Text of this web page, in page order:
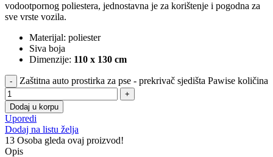
vodootpornog poliestera, jednostavna je za korištenje i pogodna za
sve vrste vozila.
Materijal: poliester
Siva boja
Dimenzije: 110 x 130 cm
Zaštitna auto prostirka za pse - prekrivač sjedišta Pawise količina
Dodaj u korpu
Uporedi
Dodaj na listu želja
13 Osoba gleda ovaj proizvod!
Opis